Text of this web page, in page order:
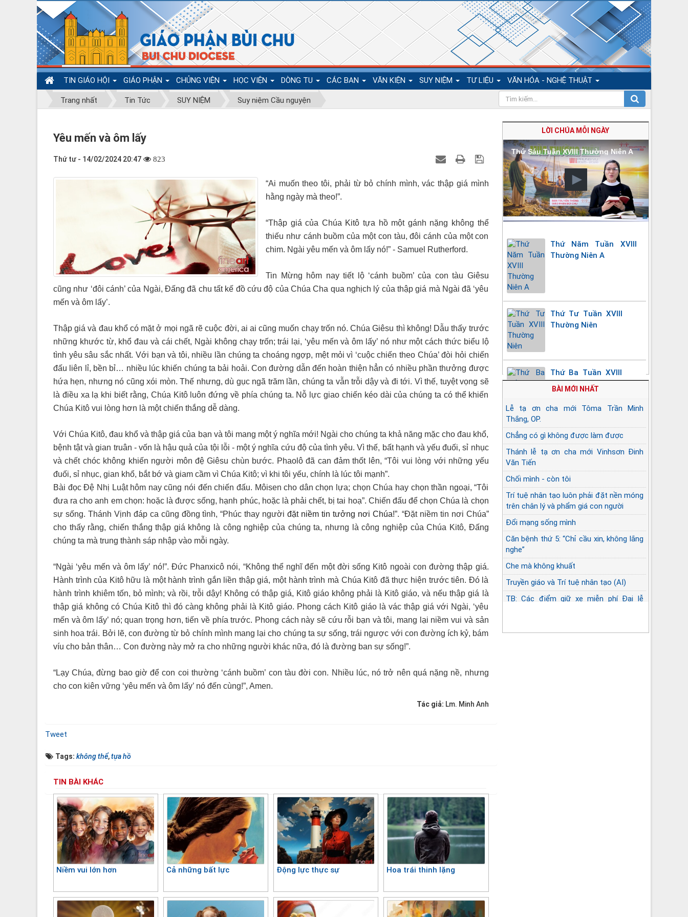
TIN GIÁO HỘI GIÁO PHẬN CHỦNG VIỆN HỌC VIỆN DÒNG TU CÁC BAN VĂN KIỆN SUY NIỆM TƯ LIỆU VĂN HÓA - NGHỆ THUẬT
Trang nhất Tin Tức SUY NIỆM Suy niệm Cầu nguyện
Yêu mến và ôm lấy
Thứ tư - 14/02/2024 20:47 823
“Ai muốn theo tôi, phải từ bỏ chính mình, vác thập giá mình
hằng ngày mà theo!”.
“Thập giá của Chúa Kitô tựa hồ một gánh nặng không thể
thiếu như cánh buồm của một con tàu, đôi cánh của một con
chim. Ngài yêu mến và ôm lấy nó!” - Samuel Rutherford.
Tin Mừng hôm nay tiết lộ ‘cánh buồm’ của con tàu Giêsu
cũng như ‘đôi cánh’ của Ngài, Đấng đã chu tất kế đồ cứu độ của Chúa Cha qua nghịch lý của thập giá mà Ngài đã ‘yêu
mến và ôm lấy’.
Thập giá và đau khổ có mặt ở mọi ngã rẽ cuộc đời, ai ai cũng muốn chạy trốn nó. Chúa Giêsu thì không! Dẫu thấy trước
những khước từ, khổ đau và cái chết, Ngài không chạy trốn; trái lại, ‘yêu mến và ôm lấy’ nó như một cách thức biểu lộ
tình yêu sâu sắc nhất. Với bạn và tôi, nhiều lần chúng ta choáng ngợp, mệt mỏi vì ‘cuộc chiến theo Chúa’ đòi hỏi chiến
đấu liên lỉ, bền bỉ… nhiều lúc khiến chúng ta bải hoải. Con đường dẫn đến hoàn thiện hẳn có nhiều phần thưởng được
hứa hẹn, nhưng nó cũng xói mòn. Thế nhưng, dù gục ngã trăm lần, chúng ta vẫn trỗi dậy và đi tới. Vì thế, tuyệt vọng sẽ
là điều xa lạ khi biết rằng, Chúa Kitô luôn đứng về phía chúng ta. Nỗ lực giao chiến kéo dài của chúng ta có thể khiến
Chúa Kitô vui lòng hơn là một chiến thắng dễ dàng.
Với Chúa Kitô, đau khổ và thập giá của bạn và tôi mang một ý nghĩa mới! Ngài cho chúng ta khả năng mặc cho đau khổ,
bệnh tật và gian truân - vốn là hậu quả của tội lỗi - một ý nghĩa cứu độ của tình yêu. Vì thế, bất hạnh và yếu đuối, sỉ nhục
và chết chóc không khiến người môn đệ Giêsu chùn bước. Phaolô đã can đảm thốt lên, “Tôi vui lòng với những yếu
đuối, sỉ nhục, gian khổ, bắt bớ và giam cầm vì Chúa Kitô; vì khi tôi yếu, chính là lúc tôi mạnh”.
Bài đọc Đệ Nhị Luật hôm nay cũng nói đến chiến đấu. Môisen cho dân chọn lựa; chọn Chúa hay chọn thần ngoại, “Tôi
đưa ra cho anh em chọn: hoặc là được sống, hạnh phúc, hoặc là phải chết, bị tai hoạ”. Chiến đấu để chọn Chúa là chọn
sự sống. Thánh Vịnh đáp ca cũng đồng tình, “Phúc thay ngườiđặt niềm tin tưởng nơi Chúa!”. “Đặt niềm tin nơi Chúa”
cho thấy rằng, chiến thắng thập giá không là công nghiệp của chúng ta, nhưng là công nghiệp của Chúa Kitô, Đấng
chúng ta mà trung thành sáp nhập vào mỗi ngày.
“Ngài ‘yêu mến và ôm lấy’ nó!”. Đức Phanxicô nói, “Không thể nghĩ đến một đời sống Kitô ngoài con đường thập giá.
Hành trình của Kitô hữu là một hành trình gắn liền thập giá, một hành trình mà Chúa Kitô đã thực hiện trước tiên. Đó là
hành trình khiêm tốn, bỏ mình; và rồi, trỗi dậy! Không có thập giá, Kitô giáo không phải là Kitô giáo, và nếu thập giá là
thập giá không có Chúa Kitô thì đó càng không phải là Kitô giáo. Phong cách Kitô giáo là vác thập giá với Ngài, ‘yêu
mến và ôm lấy’ nó; quan trọng hơn, tiến về phía trước. Phong cách này sẽ cứu rỗi bạn và tôi, mang lại niềm vui và sản
sinh hoa trái. Bởi lẽ, con đường từ bỏ chính mình mang lại cho chúng ta sự sống, trái ngược với con đường ích kỷ, bám
víu cho bản thân… Con đường này mở ra cho những người khác nữa, đó là đường ban sự sống!”.
“Lạy Chúa, đừng bao giờ để con coi thường ‘cánh buồm’ con tàu đời con. Nhiều lúc, nó trở nên quá nặng nề, nhưng
cho con kiên vững ‘yêu mến và ôm lấy’ nó đến cùng!”, Amen.
Tác giả: Lm. Minh Anh
Tweet
Tags: không thể,tựa hồ
TIN BÀI KHÁC
Niềm vui lớn hơn Cả những bất lực Động lực thực sự Hoa trái thinh lặng
LỜI CHÚA MỖI NGÀY
Thứ Sáu Tuần XVIII Thường Niên A
Thứ Năm Tuần XVIII
Thường Niên A
Thứ Tư Tuần XVIII
Thường Niên
Thứ Ba Tuần XVIII
Thường Niên
BÀI MỚI NHẤT
Lễ tạ ơn cha mới Tôma Trần Minh
Thắng, OP.
Chẳng có gì không được làm được
Thánh lễ tạ ơn cha mới Vinhsơn Đinh
Văn Tiến
Chối mình - còn tôi
Trí tuệ nhân tạo luôn phải đặt nền móng
trên chân lý và phẩm giá con người
Đổi mạng sống mình
Căn bệnh thứ 5: “Chỉ cầu xin, không lắng
nghe”
Che mà không khuất
Truyền giáo và Trí tuệ nhân tạo (AI)
TB: Các điểm giữ xe miễn phí Đại lễ